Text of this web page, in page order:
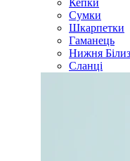
Кепки
Сумки
Шкарпетки
Гаманець
Нижня
Сланці